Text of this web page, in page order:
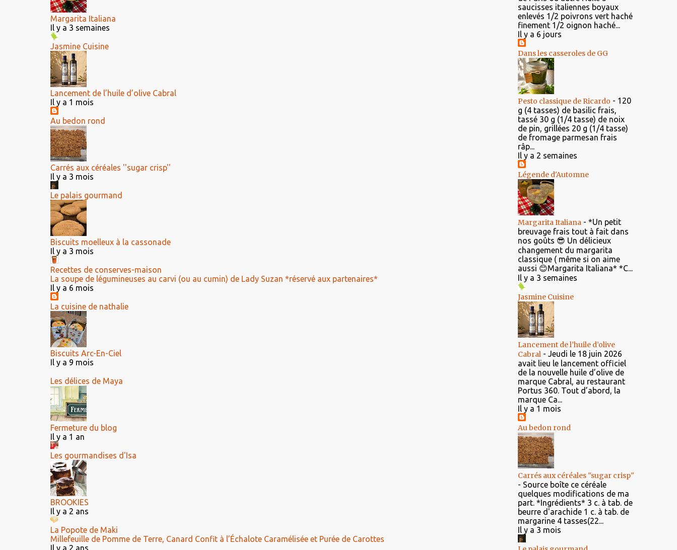
Margarita Italiana
Il y a 3 semaines
Jasmine Cuisine
Lancement de l’huile d’olive Cabral
Il y a 1 mois
Au bedon rond
Carrés aux céréales ''sugar crisp''
Il y a 3 mois
Le palais gourmand
Biscuits moelleux à la cassonade
Il y a 3 mois
Recettes de conserves-maison
La soupe de légumineuses au carvi (ou au cumin) de Lady Suzan *réservé aux partenaires*
Il y a 6 mois
La cuisine de nathalie
Biscuits Arc-En-Ciel
Il y a 9 mois
Les délices de Maya
Fermeture du blog
Il y a 1 an
Les gourmandises d'Isa
BROOKIES
Il y a 2 ans
La Popote de Maki
Millefeuille de Pomme de Terre, Canard Confit à l’Échalote Caramélisée et Purée de Carottes
Il y a 2 ans
saucisses italiennes boyaux
enlevés 1/2 poivrons vert haché
finement 1/2 oignon haché...
Il y a 6 jours
Dans les casseroles de GG
Pesto classique de Ricardo - 120
g (4 tasses) de basilic frais,
tassé 30 g (1/4 tasse) de noix
de pin, grillées 20 g (1/4 tasse)
de fromage parmesan frais
râp...
Il y a 2 semaines
Légende d'Automne
Margarita Italiana - *Un petit
breuvage frais tout à fait dans
nos goûts 😎 Un délicieux
changement du margarita
classique ( même si on aime
aussi 😊Margarita Italiana* *C...
Il y a 3 semaines
Jasmine Cuisine
Lancement de l’huile d’olive
Cabral - Jeudi le 18 juin 2026
avait lieu le lancement officiel
de la nouvelle huile d’olive de
marque Cabral, au restaurant
Portus 360. Tout d’abord, la
marque Ca...
Il y a 1 mois
Au bedon rond
Carrés aux céréales ''sugar crisp''
- Source boîte ce céréale
quelques modifications de ma
part. *Ingrédients* 3 c. à tab. de
beurre d'arachide 1 c. à tab. de
margarine 4 tasses(22...
Il y a 3 mois